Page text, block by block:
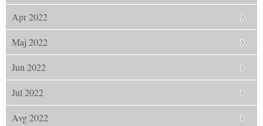
Apr 2022
Maj 2022
Jun 2022
Jul 2022
Avg 2022